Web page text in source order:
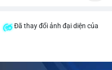
Đã thay đổi ảnh đại diện của